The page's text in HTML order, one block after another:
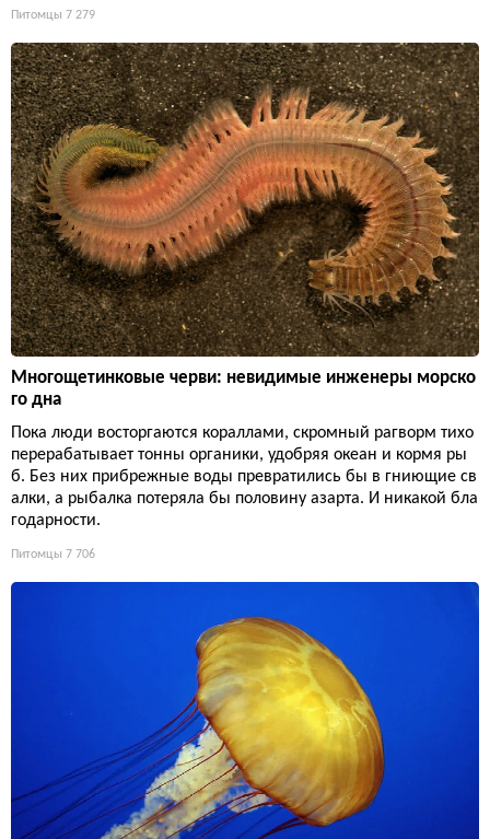
Питомцы 7 279
Многощетинковые черви: невидимые инженеры морско
го дна
Пока люди восторгаются кораллами, скромный рагворм тихо
перерабатывает тонны органики, удобряя океан и кормя ры
б. Без них прибрежные воды превратились бы в гниющие св
алки, а рыбалка потеряла бы половину азарта. И никакой бла
годарности.
Питомцы 7 706